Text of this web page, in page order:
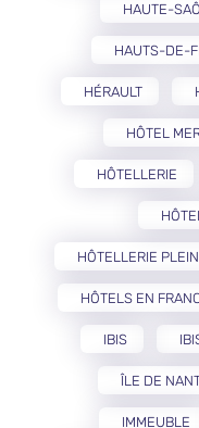
HAUTE-
HAUTS-DE-
HÉRAULT
HÔTEL
HÔTELLERIE
HÔTELLERIE
HÔTELS EN
IBIS
ÎLE DE
IMMEUBLE